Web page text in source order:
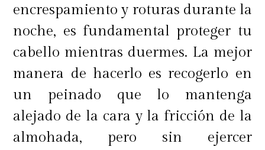
encrespamiento y roturas durante la
noche, es fundamental proteger tu
cabello mientras duermes. La mejor
manera de hacerlo es recogerlo en
un peinado que lo mantenga
alejado de la cara y la fricción de la
almohada, pero sin ejercer